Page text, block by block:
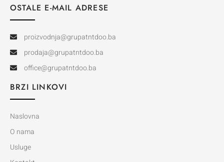
OSTALE E-MAIL ADRESE
proizvodnja@grupatntdoo.ba
prodaja@grupatntdoo.ba
office@grupatntdoo.ba
BRZI LINKOVI
Naslovna
O nama
Usluge